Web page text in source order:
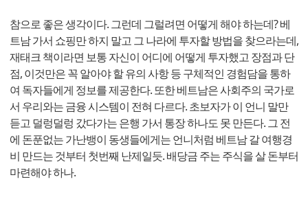
참으로 좋은 생각이다. 그런데 그럴려면 어떻게 해야 하는데? 베
트남 가서 쇼핑만 하지 말고 그 나라에 투자할 방법을 찾으라는데,
재태크 책이라면 보통 자신이 어디에 어떻게 투자했고 장점과 단
점, 이것만은 꼭 알아야 할 유의 사항 등 구체적인 경험담을 통하
여 독자들에게 정보를 제공한다. 또한 베트남은 사회주의 국가로
서 우리와는 금융 시스템이 전혀 다르다. 초보자가 이 언니 말만
듣고 덜렁덜렁 갔다가는 은행 가서 통장 하나도 못 만든다. 그 전
에 돈푼없는 가난뱅이 동생들에게는 언니처럼 베트남 갈 여행경
비 만드는 것부터 첫번째 난제일듯. 배당금 주는 주식을 살 돈부터
마련해야 하나.